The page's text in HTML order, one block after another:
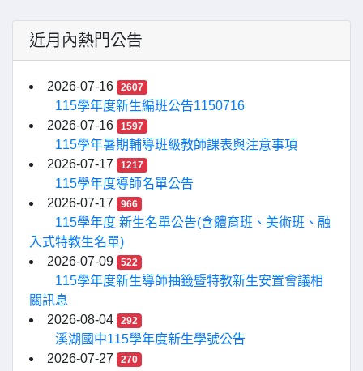
近月內熱門公告
2026-07-16 2607
115學年度新生編班公告1150716
2026-07-16
1597
115學年暑期輔導班級教師課表與注意事項
2026-07-17
1217
115學年度導師名單公告
2026-07-17
966
115學年度 新生名單公告(含體育班、美術班、融
入式特教生名單)
2026-07-09
522
115學年度新生導師抽籤暨特教新生安置會議相
關訊息
2026-08-04
292
溪湖國中115學年度新生學號公告
2026-07-27
270